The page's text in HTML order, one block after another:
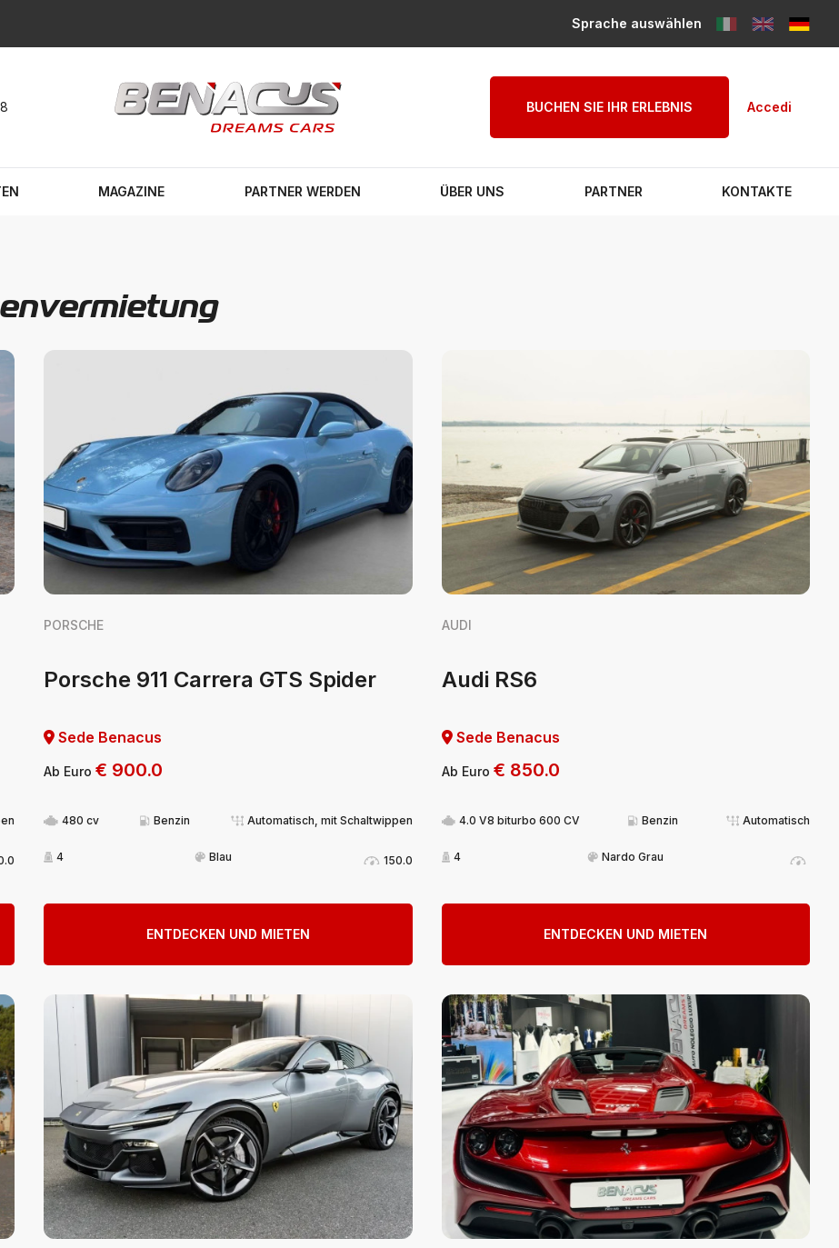
Sprache auswählen
BUCHEN SIE IHR ERLEBNIS Accedi
MAGAZINE PARTNER WERDEN ÜBER UNS PARTNER KONTAKTE
PORSCHE
Porsche 911 Carrera GTS Spider
Sede Benacus
Ab Euro€ 900.0
480 cv Benzin Automatisch, mit Schaltwippen
4 Blau 150.0
ENTDECKEN UND MIETEN
AUDI
Audi RS6
Sede Benacus
Ab Euro € 850.0
4.0 V8 biturbo 600 CV Benzin Automatisch
4 Nardo Grau
ENTDECKEN UND MIETEN